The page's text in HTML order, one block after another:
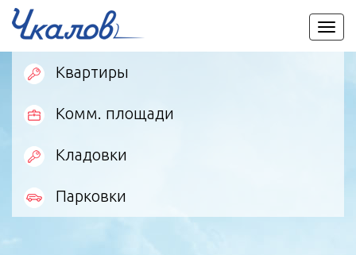
Квартиры
Комм. площади
Кладовки
Парковки